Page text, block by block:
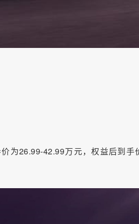
为26.99-42.99万元，权益后到手